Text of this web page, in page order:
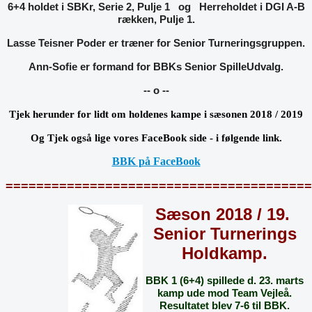
6+4 holdet i SBKr, Serie 2, Pulje 1 og Herreholdet i DGI A-B
rækken, Pulje 1.
Lasse Teisner Poder er træner for Senior Turneringsgruppen.
Ann-Sofie er formand for BBKs Senior SpilleUdvalg.
-- o --
Tjek herunder for lidt om holdenes kampe i sæsonen 2018 / 2019
Og Tjek også lige vores FaceBook side - i følgende link.
BBK på FaceBook
Sæson 2018 / 19.
Senior Turnerings
Holdkamp.
BBK 1 (6+4) spillede d. 23. marts
kamp ude mod Team Vejleå.
Resultatet blev 7-6 til BBK.